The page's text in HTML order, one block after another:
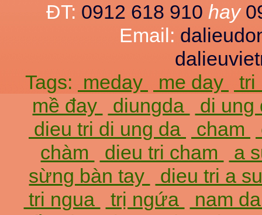
ĐT: 0912 618 910 hay
Email:
Tags: meday me day
tri
mề đay
diungda
di
dieu tri di ung da
cham
chàm
dieu tri cham
a
sừng bàn tay
dieu tri a
tri ngua
trị ngứa
nam